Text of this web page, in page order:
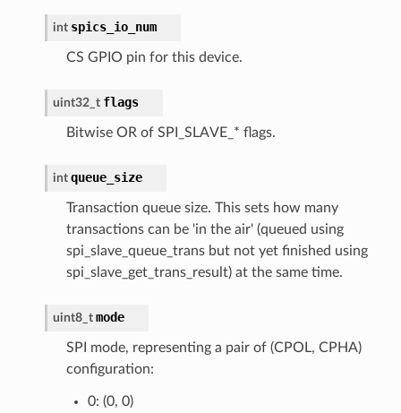
int spics_io_num
CS GPIO pin for this device.
uint32_t flags
Bitwise OR of SPI_SLAVE_* flags.
int queue_size
Transaction queue size. This sets how many
transactions can be 'in the air' (queued using
spi_slave_queue_trans but not yet finished using
spi_slave_get_trans_result) at the same time.
uint8_t mode
SPI mode, representing a pair of (CPOL, CPHA)
configuration:
0: (0, 0)